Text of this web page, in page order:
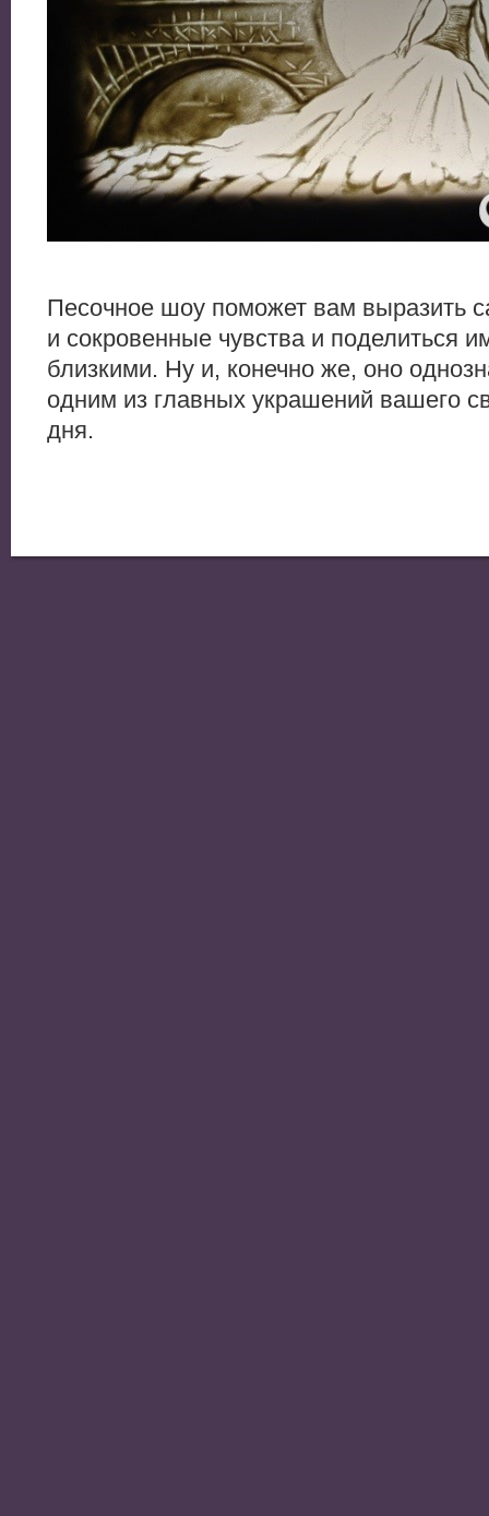
Песочное шоу поможет вам выразить
и сокровенные чувства и поделиться
близкими. Ну и, конечно же, оно
одним из главных украшений вашего
дня.